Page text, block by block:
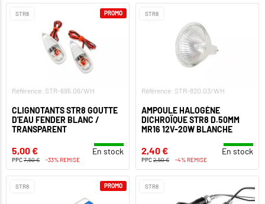
STR8
Référence: STR-695.06/WH
CLIGNOTANTS STR8 GOUTTE
D'EAU FENDER BLANC /
TRANSPARENT
5,00 € En stock
PPC7,50 € -33% REMISE
PROMO STR8
Référence: STR-820.03/WH
AMPOULE HALOGÈNE
DICHROÏQUE STR8 D.50MM
MR16 12V-20W BLANCHE
2,40 € En stock
PPC2,50 € -4% REMISE
STR8 PROMO STR8